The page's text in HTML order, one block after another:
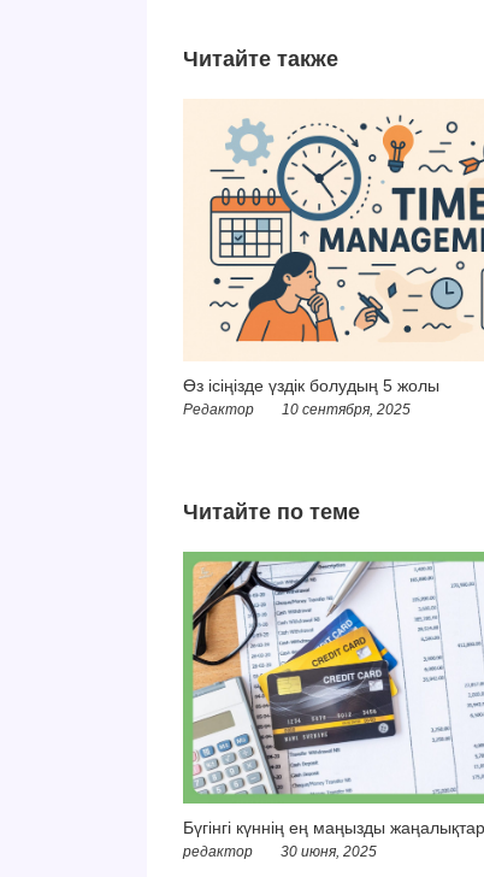
Читайте также
Өз ісіңізде үздік болудың 5 жолы
Редактор 10 сентября, 2025
Читайте по теме
Бүгінгі күннің ең маңызды
редактор 30 июня, 2025